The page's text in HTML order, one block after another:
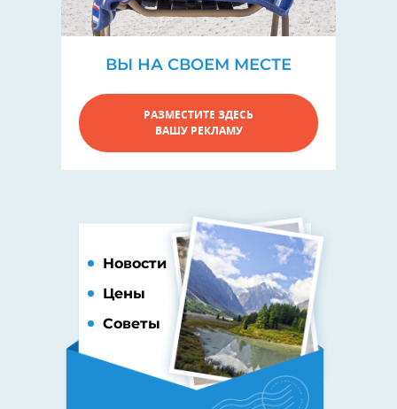
ВЫ НА СВОЕМ МЕСТЕ
РАЗМЕСТИТЕ ЗДЕСЬ
ВАШУ РЕКЛАМУ
Новости
Цены
Советы